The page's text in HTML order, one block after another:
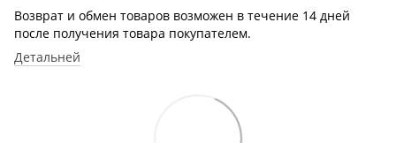
Возврат и обмен товаров возможен в течение 14 дней
после получения товара покупателем.
Детальней